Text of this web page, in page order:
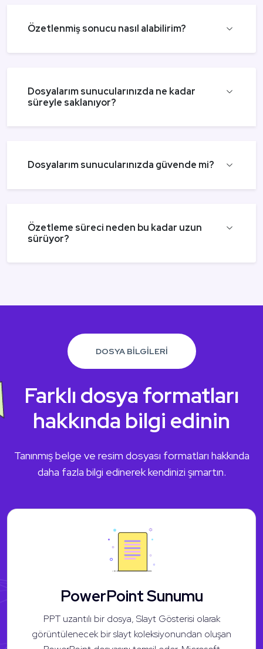
Özetlenmiş sonucu nasıl alabilirim?
Dosyalarım sunucularınızda ne kadar
süreyle saklanıyor?
Dosyalarım sunucularınızda güvende mi?
Özetleme süreci neden bu kadar uzun
sürüyor?
DOSYA BİLGİLERİ
Farklı dosya formatları
hakkında bilgi edinin
Tanınmış belge ve resim dosyası formatları hakkında
daha fazla bilgi edinerek kendinizi şımartın.
PowerPoint Sunumu
PPT uzantılı bir dosya, Slayt Gösterisi olarak
görüntülenecek bir slayt koleksiyonundan oluşan